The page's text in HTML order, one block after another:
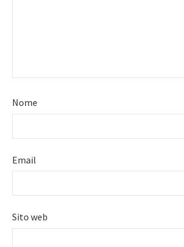
Nome
Email
Sito web